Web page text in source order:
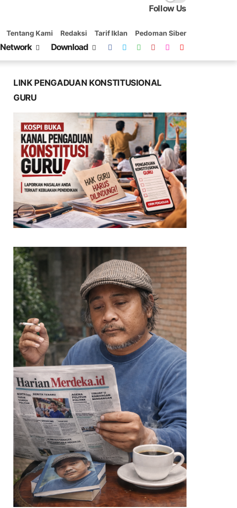
Follow Us
Tentang Kami Redaksi Tarif Iklan Pedoman Siber
Network Download
LINK PENGADUAN KONSTITUSIONAL
GURU